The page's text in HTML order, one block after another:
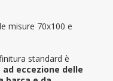
misure 70x100 e
standard è
ad eccezione delle